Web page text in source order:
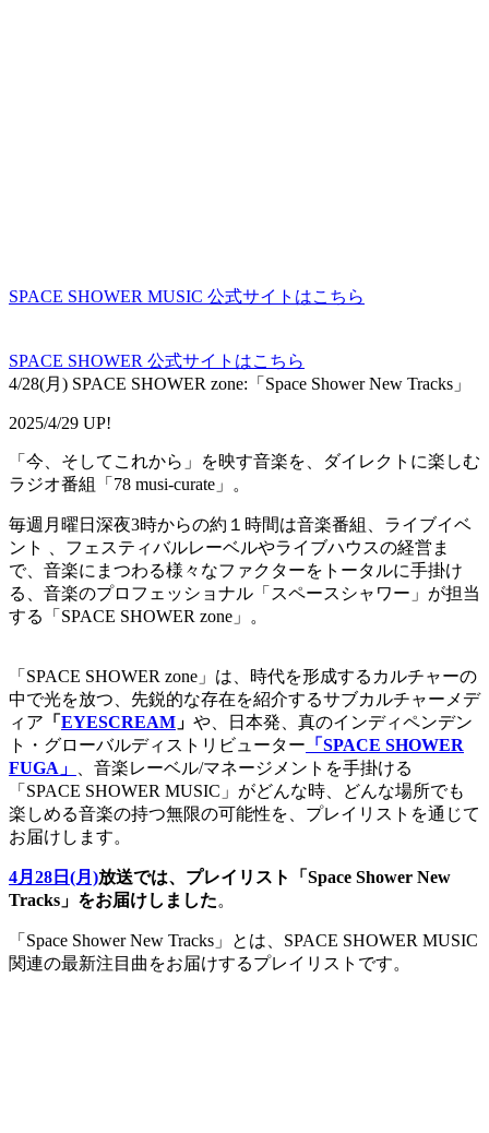
SPACE SHOWER MUSIC 公式サイトはこちら
SPACE SHOWER 公式サイトはこちら
4/28(月) SPACE SHOWER zone:「Space Shower New Tracks」
2025/4/29 UP!
「今、そしてこれから」を映す音楽を、ダイレクトに楽しむ
ラジオ番組「78 musi-curate」。
毎週月曜日深夜3時からの約１時間は音楽番組、ライブイベ
ント 、フェスティバルレーベルやライブハウスの経営ま
で、音楽にまつわる様々なファクターをトータルに手掛け
る、音楽のプロフェッショナル「スペースシャワー」が担当
する「SPACE SHOWER zone」。
「SPACE SHOWER zone」は、時代を形成するカルチャーの
中で光を放つ、先鋭的な存在を紹介するサブカルチャーメデ
ィア 「 EYESCREAM 」 や、日本発、真のインディペンデン
ト・グローバルディストリビューター 「SPACE SHOWER
FUGA」
、音楽レーベル/マネージメントを手掛ける
「SPACE SHOWER MUSIC」がどんな時、どんな場所でも
楽しめる音楽の持つ無限の可能性を、プレイリストを通じて
お届けします。
4月28日(月)放送では、プレイリスト「Space Shower New
Tracks」をお届けしました。
「Space Shower New Tracks」とは、SPACE SHOWER MUSIC
関連の最新注目曲をお届けするプレイリストです。